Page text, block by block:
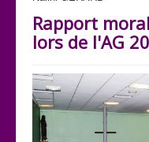
Rapport
lors de l'AG